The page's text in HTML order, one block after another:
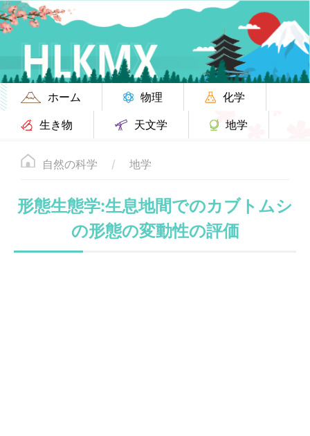
ホーム 物理
化学
生き物
天文学 地学
自然の科学 地学
形態生態学:生息地間でのカブトムシ
の形態の変動性の評価